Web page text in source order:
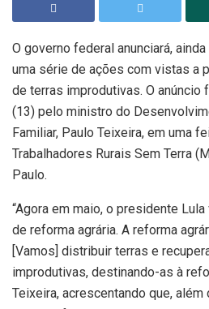
O governo federal anunciará,
uma série de ações com vistas a
de terras improdutivas. O
(13) pelo ministro do
Familiar, Paulo Teixeira, em uma
Trabalhadores Rurais Sem Terra
Paulo.
“Agora em maio, o presidente
de reforma agrária. A reforma
[Vamos] distribuir terras e
improdutivas, destinando-as à
Teixeira, acrescentando que,